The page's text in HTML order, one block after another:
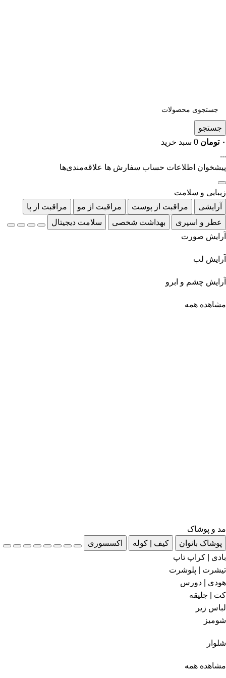
جستجو
۰ تومان 0 سبد خرید
...
پیشخوان اطلاعات حساب سفارش ها علاقه‌مندی‌ها
زیبایی و سلامت
آرایشی
مراقبت از پوست مراقبت از مو
مراقبت از پا
عطر و اسپری
بهداشت شخصی
سلامت دیجیتال
آرایش صورت
آرایش لب
آرایش چشم و ابرو
مشاهده همه
مد و پوشاک
پوشاک بانوان
کیف | کوله
اکسسوری
بادی | کراپ تاپ
تیشرت | پلوشرت
هودی | دورس
کت | جلیقه
لباس زیر
شومیز
شلوار
مشاهده همه